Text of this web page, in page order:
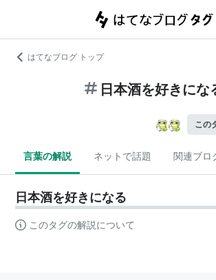
はてなブログ トップ
日本酒を好きにな
この
言葉の解説 ネットで話題 関連ブロ
日本酒を好きになる
このタグの解説について